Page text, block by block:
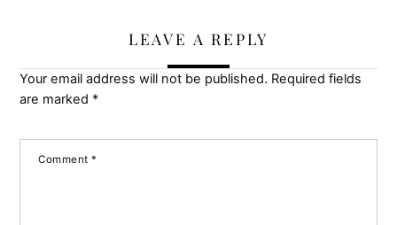
LEAVE A REPLY
Your email address will not be published. Required fields
are marked *
Comment*